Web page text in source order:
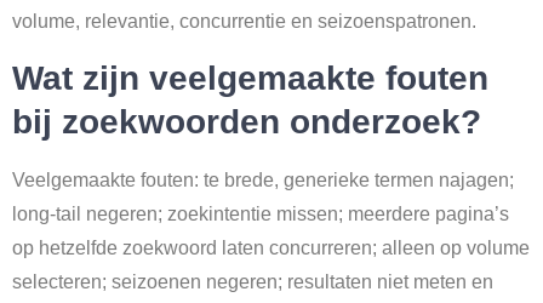
volume, relevantie, concurrentie en seizoenspatronen.
Wat zijn veelgemaakte fouten
bij zoekwoorden onderzoek?
Veelgemaakte fouten: te brede, generieke termen najagen;
long-tail negeren; zoekintentie missen; meerdere pagina’s
op hetzelfde zoekwoord laten concurreren; alleen op volume
selecteren; seizoenen negeren; resultaten niet meten en